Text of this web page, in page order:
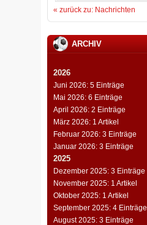
« zurück zu: Nachrichten
ARCHIV
2026
Juni 2026: 5 Einträge
Mai 2026: 6 Einträge
April 2026: 2 Einträge
März 2026: 1 Artikel
Februar 2026: 3 Einträge
Januar 2026: 3 Einträge
2025
Dezember 2025: 3 Einträge
November 2025: 1 Artikel
Oktober 2025: 1 Artikel
September 2025: 4 Einträge
August 2025: 3 Einträge